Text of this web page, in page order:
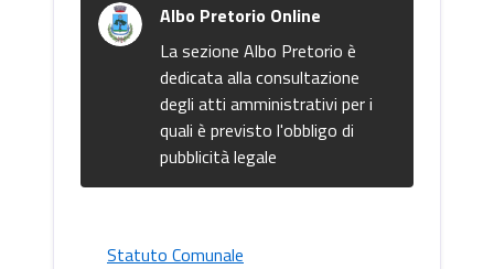
Albo Pretorio Online
La sezione Albo Pretorio è
dedicata alla consultazione
degli atti amministrativi per i
quali è previsto l'obbligo di
pubblicità legale
Statuto Comunale